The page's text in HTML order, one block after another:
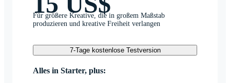
Für größere Kreative, die in großem Maßstab
produzieren und kreative Freiheit verlangen
7-Tage kostenlose Testversion
Alles in Starter, plus: